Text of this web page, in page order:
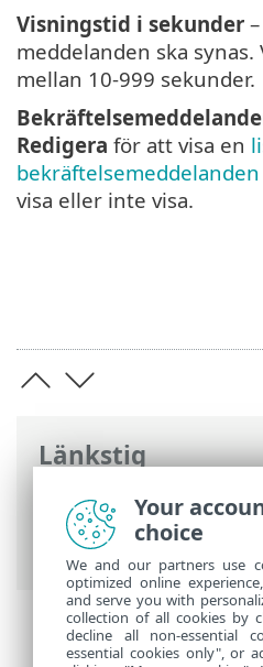
Länkstig
ESET onlinehjälp>
Avancerade
Meddelanden
>
Visningstid i sekunder
meddelanden ska synas.
mellan 10-999 sekunder.
Redigera för att visa en
bekräftelsemeddelanden
visa eller inte visa.
Your
choice
We and our partners use
optimized online
and serve you with
collection of all cookies by
decline all non-essential
essential cookies only", or